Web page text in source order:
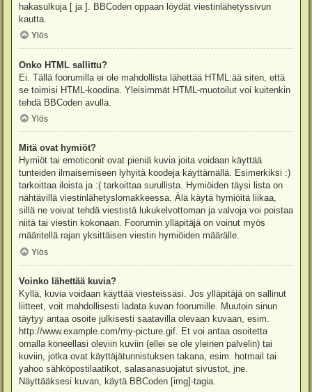
hakasulkuja [ ja ]. BBCoden oppaan löydät viestinlähetyssivun
kautta.
Ylös
Onko HTML sallittu?
Ei. Tällä foorumilla ei ole mahdollista lähettää HTML:ää siten, että
se toimisi HTML-koodina. Yleisimmät HTML-muotoilut voi kuitenkin
tehdä BBCoden avulla.
Ylös
Mitä ovat hymiöt?
Hymiöt tai emoticonit ovat pieniä kuvia joita voidaan käyttää
tunteiden ilmaisemiseen lyhyitä koodeja käyttämällä. Esimerkiksi :)
tarkoittaa iloista ja :( tarkoittaa surullista. Hymiöiden täysi lista on
nähtävillä viestinlähetyslomakkeessa. Älä käytä hymiöitä liikaa,
sillä ne voivat tehdä viestistä lukukelvottoman ja valvoja voi poistaa
niitä tai viestin kokonaan. Foorumin ylläpitäjä on voinut myös
määritellä rajan yksittäisen viestin hymiöiden määrälle.
Ylös
Voinko lähettää kuvia?
Kyllä, kuvia voidaan käyttää viesteissäsi. Jos ylläpitäjä on sallinut
liitteet, voit mahdollisesti ladata kuvan foorumille. Muutoin sinun
täytyy antaa osoite julkisesti saatavilla olevaan kuvaan, esim.
http://www.example.com/my-picture.gif. Et voi antaa osoitetta
omalla koneellasi oleviin kuviin (ellei se ole yleinen palvelin) tai
kuviin, jotka ovat käyttäjätunnistuksen takana, esim. hotmail tai
yahoo sähköpostilaatikot, salasanasuojatut sivustot, jne.
Näyttääksesi kuvan, käytä BBCoden [img]-tagia.